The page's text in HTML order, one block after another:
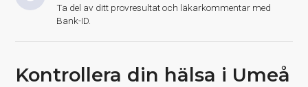
Ta del av ditt provresultat och läkarkommentar med
Bank-ID.
Kontrollera din hälsa i Umeå